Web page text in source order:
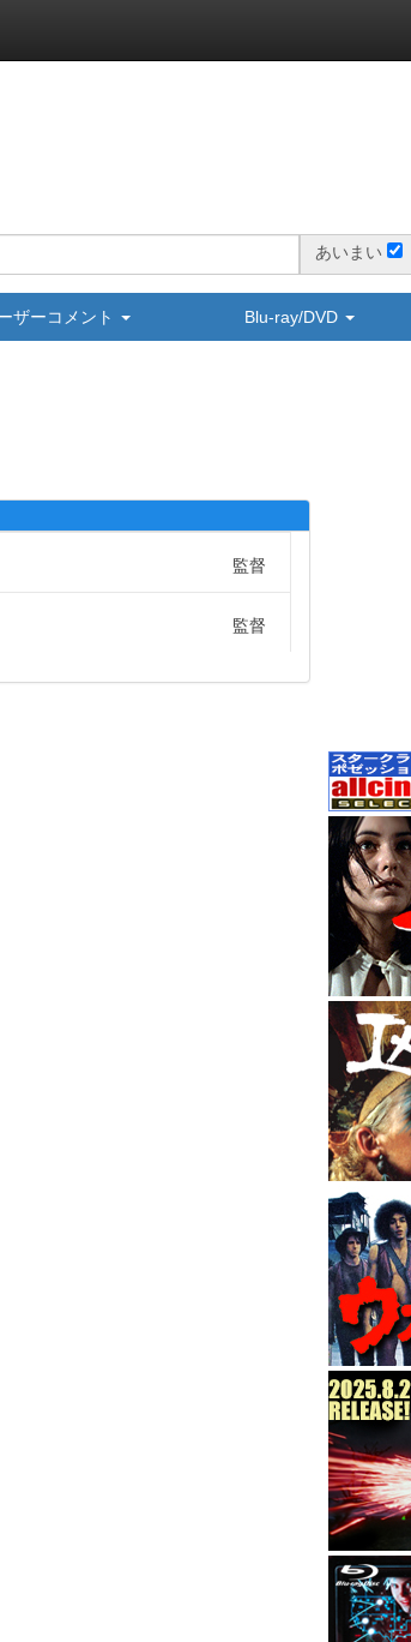
あいまい
ザーコメント Blu-ray/DVD
監督
監督